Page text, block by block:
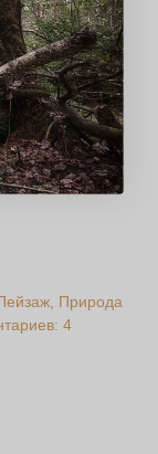
Природа
4